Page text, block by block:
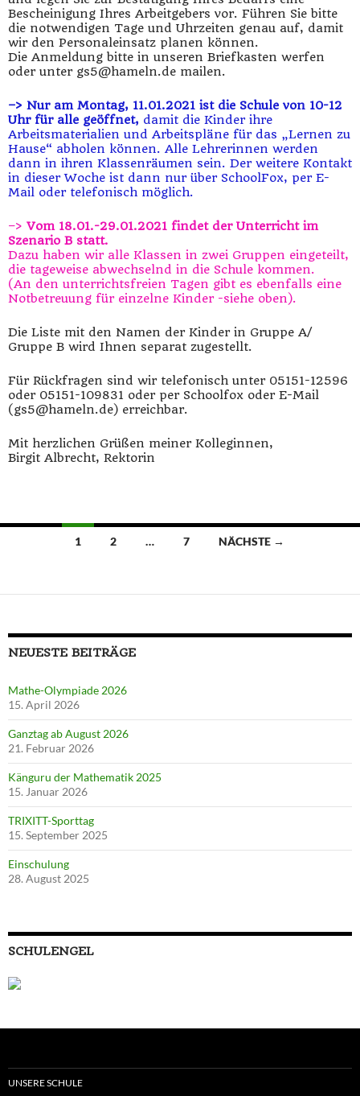
Bescheinigung Ihres Arbeitgebers vor. Führen Sie bitte
die notwendigen Tage und Uhrzeiten genau auf, damit
wir den Personaleinsatz planen können.
Die Anmeldung bitte in unseren Briefkasten werfen
oder unter gs5@hameln.de mailen.
–> Nur am Montag, 11.01.2021 ist die Schule von 10-12
Uhr für alle geöffnet, damit die Kinder ihre
Arbeitsmaterialien und Arbeitspläne für das „Lernen zu
Hause“ abholen können. Alle Lehrerinnen werden
dann in ihren Klassenräumen sein. Der weitere Kontakt
in dieser Woche ist dann nur über SchoolFox, per E-
Mail oder telefonisch möglich.
–> Vom 18.01.-29.01.2021 findet der Unterricht im
Szenario B statt.
Dazu haben wir alle Klassen in zwei Gruppen eingeteilt,
die tageweise abwechselnd in die Schule kommen.
(An den unterrichtsfreien Tagen gibt es ebenfalls eine
Notbetreuung für einzelne Kinder -siehe oben).
Die Liste mit den Namen der Kinder in Gruppe A/
Gruppe B wird Ihnen separat zugestellt.
Für Rückfragen sind wir telefonisch unter 05151-12596
oder 05151-109831 oder per Schoolfox oder E-Mail
(gs5@hameln.de) erreichbar.
Mit herzlichen Grüßen meiner Kolleginnen,
Birgit Albrecht, Rektorin
Beitragsnavigation
1 2 … 7 NÄCHSTE →
NEUESTE BEITRÄGE
Mathe-Olympiade 2026
15. April 2026
Ganztag ab August 2026
21. Februar 2026
Känguru der Mathematik 2025
15. Januar 2026
TRIXITT-Sporttag
15. September 2025
Einschulung
28. August 2025
SCHULENGEL
UNSERE SCHULE